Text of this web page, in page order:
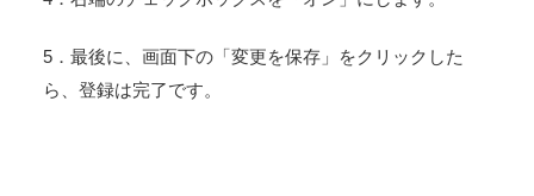
5．最後に、画面下の「変更を保存」をクリックした
ら、登録は完了です。